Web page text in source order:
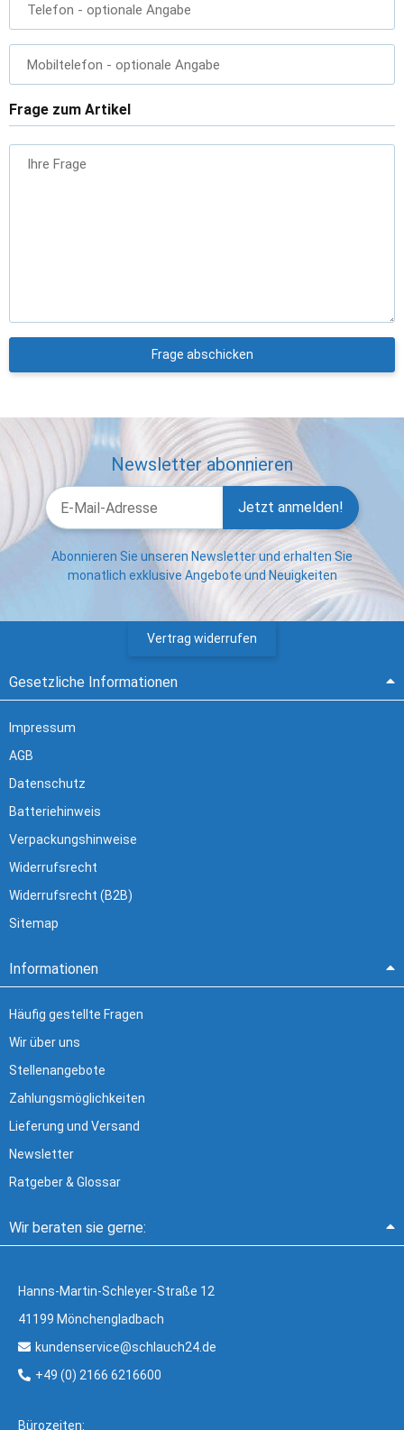
Telefon - optionale Angabe
Mobiltelefon - optionale Angabe
Frage zum Artikel
Ihre Frage
Frage abschicken
Newsletter abonnieren
Jetzt anmelden!
Abonnieren Sie unseren Newsletter und erhalten Sie
monatlich exklusive Angebote und Neuigkeiten
Vertrag widerrufen
Gesetzliche Informationen
Impressum
AGB
Datenschutz
Batteriehinweis
Verpackungshinweise
Widerrufsrecht
Widerrufsrecht (B2B)
Sitemap
Informationen
Häufig gestellte Fragen
Wir über uns
Stellenangebote
Zahlungsmöglichkeiten
Lieferung und Versand
Newsletter
Ratgeber & Glossar
Wir beraten sie gerne:
Hanns-Martin-Schleyer-Straße 12
41199 Mönchengladbach
kundenservice@schlauch24.de
+49 (0) 2166 6216600
Bürozeiten: